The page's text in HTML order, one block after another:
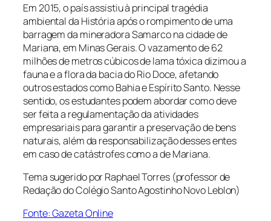
Em 2015, o país assistiu à principal tragédia
ambiental da História após o rompimento de uma
barragem da mineradora Samarco na cidade de
Mariana, em Minas Gerais. O vazamento de 62
milhões de metros cúbicos de lama tóxica dizimou a
fauna e a flora da bacia do Rio Doce, afetando
outros estados como Bahia e Espírito Santo. Nesse
sentido, os estudantes podem abordar como deve
ser feita a regulamentação da atividades
empresariais para garantir a preservação de bens
naturais, além da responsabilização desses entes
em caso de catástrofes como a de Mariana.
Tema sugerido por Raphael Torres (professor de
Redação do Colégio Santo Agostinho Novo Leblon)
Fonte: Gazeta Online